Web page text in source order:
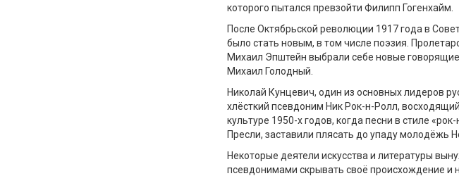
которого пытался превзойти Филипп Гогенхайм.
После Октябрьской революции 1917 года в
было стать новым, в том числе поэзия.
Михаил Эпштейн выбрали себе новые
Михаил Голодный.
Николай Кунцевич, один из основных лидеров
хлёсткий псевдоним Ник Рок-н-Ролл,
культуре 1950-х годов, когда песни в стиле
Пресли, заставили плясать до упаду молодёжь
Некоторые деятели искусства и литературы
псевдонимами скрывать своё происхождение и